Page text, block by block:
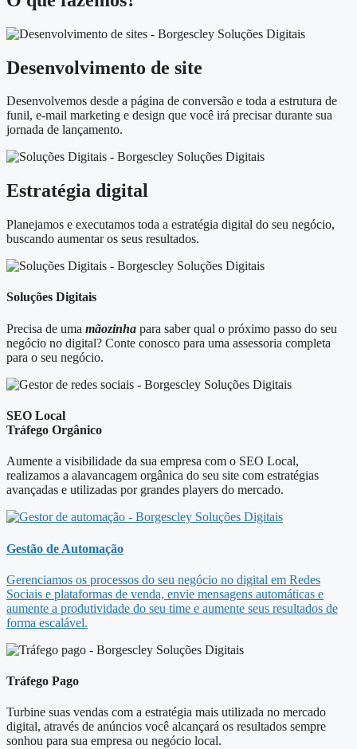
Desenvolvimento de site
Desenvolvemos desde a página de conversão e toda a estrutura de
funil, e-mail marketing e design que você irá precisar durante sua
jornada de lançamento.
Estratégia digital
Planejamos e executamos toda a estratégia digital do seu negócio,
buscando aumentar os seus resultados.​
Soluções Digitais
Precisa de uma mãozinha para saber qual o próximo passo do seu
negócio no digital? Conte conosco para uma assessoria completa
para o seu negócio.
SEO Local
Tráfego Orgânico
Aumente a visibilidade da sua empresa com o SEO Local,
realizamos a alavancagem orgânica do seu site com estratégias
avançadas e utilizadas por grandes players do mercado.
Gestão de Automação
Gerenciamos os processos do seu negócio no digital em Redes
Sociais e plataformas de venda, envie mensagens automáticas e
aumente a produtividade do seu time e aumente seus resultados de
forma escalável.
Tráfego Pago
Turbine suas vendas com a estratégia mais utilizada no mercado
digital, através de anúncios você alcançará os resultados sempre
sonhou para sua empresa ou negócio local.